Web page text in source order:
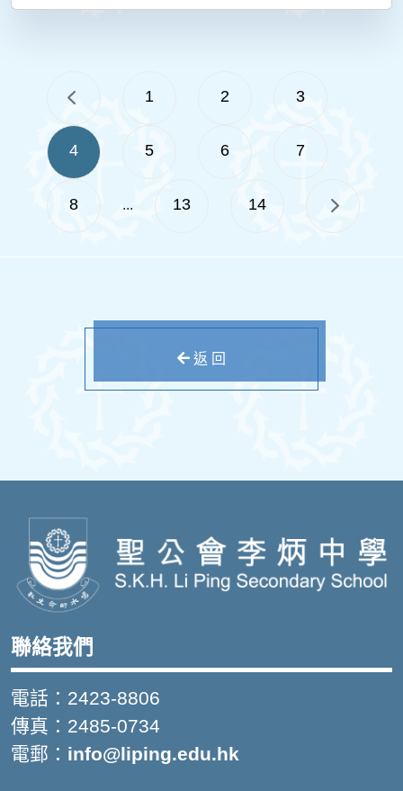
1 2 3
4 5 6 7
8 ... 13 14
返 回
聯絡我們
電話：2423-8806
傳真：2485-0734
電郵： info@liping.edu.hk